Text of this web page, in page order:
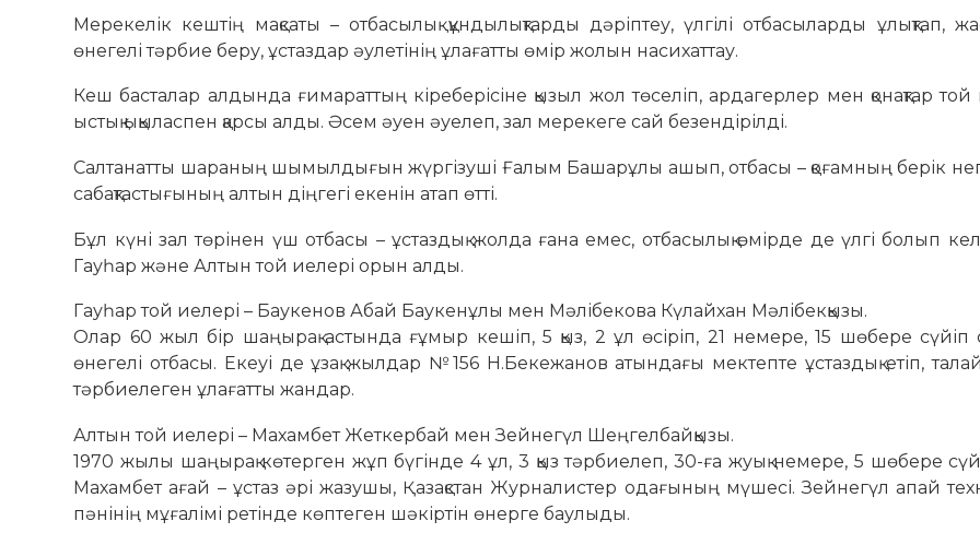
Мерекелік кештің мақсаты – отбасылық құндылықтарды дәріптеу, үлгілі отбасыларды ұлықтап, жас
өнегелі тәрбие беру, ұстаздар әулетінің ұлағатты өмір жолын насихаттау.
Кеш басталар алдында ғимараттың кіреберісіне қызыл жол төселіп, ардагерлер мен қонақтар той
ыстық ықыласпен қарсы алды. Әсем әуен әуелеп, зал мерекеге сай безендірілді.
Салтанатты шараның шымылдығын жүргізуші Ғалым Башарұлы ашып, отбасы – қоғамның берік
сабақтастығының алтын діңгегі екенін атап өтті.
Бұл күні зал төрінен үш отбасы – ұстаздық жолда ғана емес, отбасылық өмірде де үлгі болып
Гауһар және Алтын той иелері орын алды.
Гауһар той иелері – Баукенов Абай Баукенұлы мен Мәлібекова Күлайхан Мәлібекқызы.
Олар 60 жыл бір шаңырақ астында ғұмыр кешіп, 5 қыз, 2 ұл өсіріп, 21 немере, 15 шөбере сүйіп
өнегелі отбасы. Екеуі де ұзақ жылдар №156 Н.Бекежанов атындағы мектепте ұстаздық етіп,
тәрбиелеген ұлағатты жандар.
Алтын той иелері – Махамбет Жеткербай мен Зейнегүл Шеңгелбайқызы.
1970 жылы шаңырақ көтерген жұп бүгінде 4 ұл, 3 қыз тәрбиелеп, 30-ға жуық немере, 5 шөбере
Махамбет ағай – ұстаз әрі жазушы, Қазақстан Журналистер одағының мүшесі. Зейнегүл апай
пәнінің мұғалімі ретінде көптеген шәкіртін өнерге баулыды.